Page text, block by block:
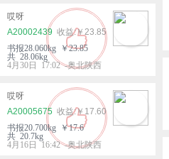
哎呀
A20002439
￥23.85
书报28.060kg ￥23.85
共 28.06kg
4月30日 17:02 -奥北陕西
哎呀
A20005675
￥17.60
书报20.700kg ￥17.6
共 20.7kg
4月16日 16:42 -奥北陕西